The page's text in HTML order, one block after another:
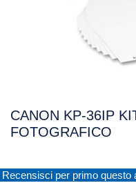
CANON KP-36IP
FOTOGRAFICO
Recensisci per primo questo